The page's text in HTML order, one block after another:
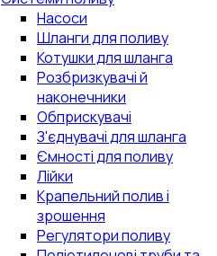
Насоси
Шланги для поливу
Котушки для шланга
Розбризкувачі й
наконечники
Обприскувачі
З'єднувачі для шланга
Ємності для поливу
Лійки
Крапельний полив і
зрошення
Регулятори поливу